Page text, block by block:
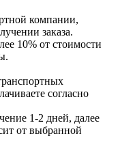
компании,
заказа.
10% от стоимости
согласно
1-2 дней, далее
от выбранной